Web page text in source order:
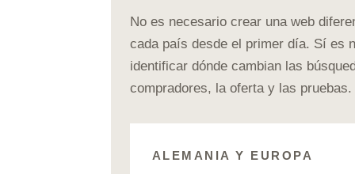
No es necesario crear una web
cada país desde el primer día. Sí es
identificar dónde cambian las
compradores, la oferta y las pruebas.
ALEMANIA Y EUROPA